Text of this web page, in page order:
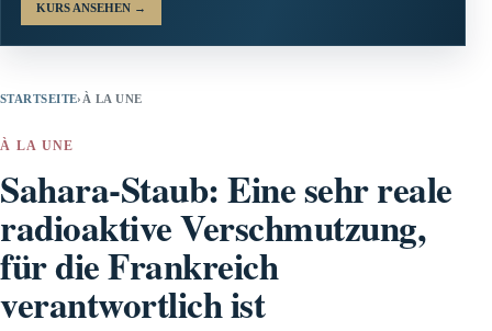
KURS ANSEHEN →
STARTSEITE› À LA UNE
À LA UNE
Sahara-Staub: Eine sehr reale
radioaktive Verschmutzung,
für die Frankreich
verantwortlich ist